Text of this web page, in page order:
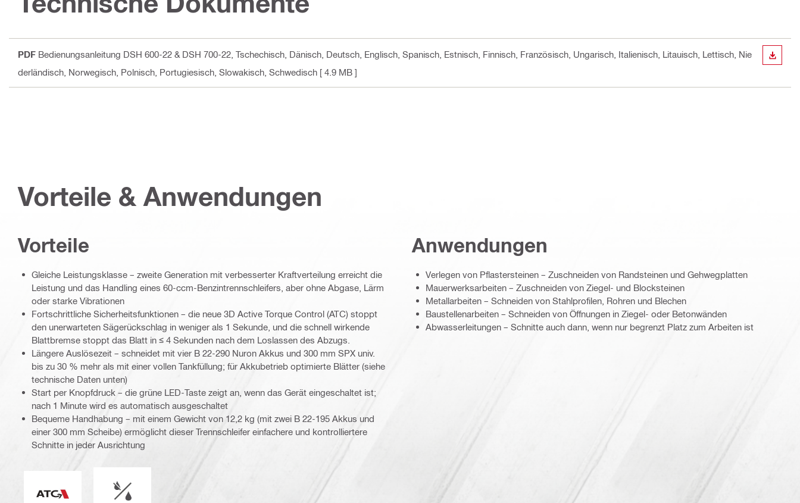
PDF Bedienungsanleitung DSH 600-22 & DSH 700-22 , Tschechisch, Dänisch, Deutsch, Englisch, Spanisch, Estnisch, Finnisch, Französisch, Ungarisch, Italienisch, Litauisch, Lettisch, Nie
derländisch, Norwegisch, Polnisch, Portugiesisch, Slowakisch, Schwedisch [ 4.9 MB ]
Vorteile & Anwendungen
Vorteile
Gleiche Leistungsklasse – zweite Generation mit verbesserter Kraftverteilung erreicht die
Leistung und das Handling eines 60-ccm-Benzintrennschleifers, aber ohne Abgase, Lärm
oder starke Vibrationen
Fortschrittliche Sicherheitsfunktionen – die neue 3D Active Torque Control (ATC) stoppt
den unerwarteten Sägerückschlag in weniger als 1 Sekunde, und die schnell wirkende
Blattbremse stoppt das Blatt in ≤ 4 Sekunden nach dem Loslassen des Abzugs.
Längere Auslösezeit – schneidet mit vier B 22-290 Nuron Akkus und 300 mm SPX univ.
bis zu 30 % mehr als mit einer vollen Tankfüllung; für Akkubetrieb optimierte Blätter (siehe
technische Daten unten)
Start per Knopfdruck – die grüne LED-Taste zeigt an, wenn das Gerät eingeschaltet ist;
nach 1 Minute wird es automatisch ausgeschaltet
Bequeme Handhabung – mit einem Gewicht von 12,2 kg (mit zwei B 22-195 Akkus und
einer 300 mm Scheibe) ermöglicht dieser Trennschleifer einfachere und kontrolliertere
Schnitte in jeder Ausrichtung
Elektronische Schnellabschaltung (ATC)
Anwendungen
Verlegen von Pflastersteinen – Zuschneiden von Randsteinen und Gehwegplatten
Mauerwerksarbeiten – Zuschneiden von Ziegel- und Blocksteinen
Metallarbeiten – Schneiden von Stahlprofilen, Rohren und Blechen
Baustellenarbeiten – Schneiden von Öffnungen in Ziegel- oder Betonwänden
Abwasserleitungen – Schnitte auch dann, wenn nur begrenzt Platz zum Arbeiten ist